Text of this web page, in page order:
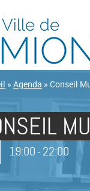
» Agenda » Conseil
19:00 -22:00